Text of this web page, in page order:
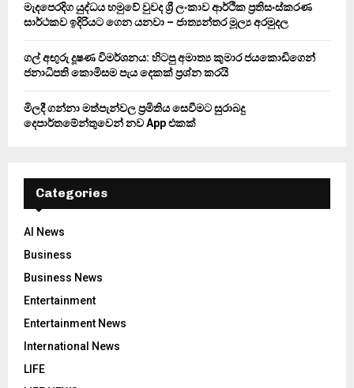
මැදපෙරදිග යුද්ධය හමුවේ වුවද ශ්‍රී ලංකාව ආර්ථික ප්‍රතිසංස්කරණ
සාර්ථකව ඉදිරියට ගෙන යනවා – ජාත්‍යන්තර මූල්‍ය අරමුදල
ගල් අඟුරු දූෂණ විමර්ශනය: හිටපු අමාත්‍ය කුමාර ජයකොඩිගෙන්
ජනාධිපති කොමිසම පැය දෙකක් ප්‍රශ්න කරයි
මිලදී ගන්නා මත්පැන්වල ප්‍රමිතිය සෙවීමට සුරාබදු
දෙපාර්තමේන්තුවෙන් නව App එකක්
Categories
AI News
Business
Business News
Entertainment
Entertainment News
International News
LIFE